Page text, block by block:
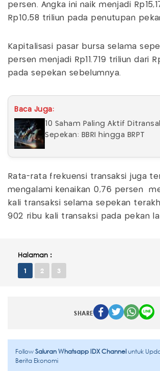
persen. Angka ini naik menjadi
Rp10,58 triliun pada penutupan
Kapitalisasi pasar bursa selama
persen menjadi Rp11.719 triliun dari
pada sepekan sebelumnya.
Baca Juga:
10 Saham Paling Aktif
Sepekan: BBRI hingga BRPT
Rata-rata frekuensi transaksi juga
mengalami kenaikan 0,76 persen
kali transaksi selama sepekan
902 ribu kali transaksi pada pekan
Halaman :
1 2 3
SHARE
FollowSaluran Whatsapp IDX Channeluntuk
Berita Ekonomi